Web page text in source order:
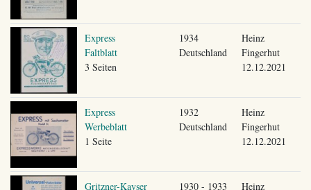
Express
Faltblatt
3 Seiten
1934
Deutschland
Heinz
Fingerhut
12.12.2021
Express
Werbeblatt
1 Seite
1932
Deutschland
Heinz
Fingerhut
12.12.2021
Gritzner-Kayser
1930 - 1933
Heinz